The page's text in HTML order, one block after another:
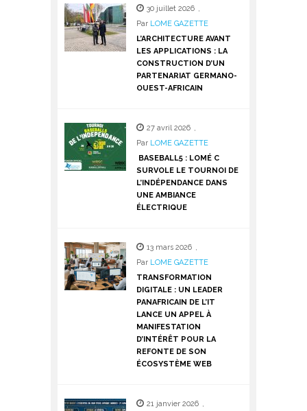
30 juillet 2026 ,
Par LOME GAZETTE
L’ARCHITECTURE AVANT
LES APPLICATIONS : LA
CONSTRUCTION D’UN
PARTENARIAT GERMANO-
OUEST-AFRICAIN
27 avril 2026 ,
Par LOME GAZETTE
BASEBALL5 : LOMÉ C
SURVOLE LE TOURNOI DE
L’INDÉPENDANCE DANS
UNE AMBIANCE
ÉLECTRIQUE
13 mars 2026 ,
Par LOME GAZETTE
TRANSFORMATION
DIGITALE : UN LEADER
PANAFRICAIN DE L’IT
LANCE UN APPEL À
MANIFESTATION
D’INTÉRÊT POUR LA
REFONTE DE SON
ÉCOSYSTÈME WEB
21 janvier 2026 ,